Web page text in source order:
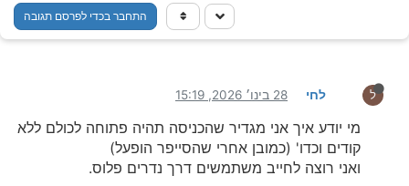
התחבר בכדי לפרסם תגובה
ל לחי 28 בינו׳ 2026, 15:19
מי יודע איך אני מגדיר שהכניסה תהיה פתוחה לכולם ללא
קודים וכדו' (כמובן אחרי שהסייפר הופעל)
ואני רוצה לחייב משתמשים דרך נדרים פלוס.